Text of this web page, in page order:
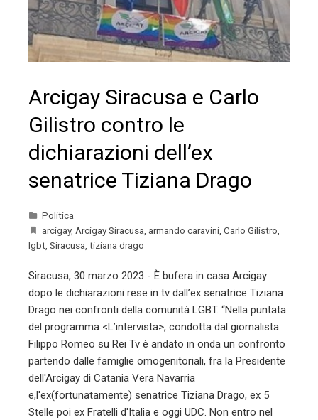
Arcigay Siracusa e Carlo
Gilistro contro le
dichiarazioni dell’ex
senatrice Tiziana Drago
Politica
arcigay, Arcigay Siracusa, armando caravini, Carlo Gilistro,
lgbt, Siracusa, tiziana drago
Siracusa, 30 marzo 2023 - È bufera in casa Arcigay
dopo le dichiarazioni rese in tv dall’ex senatrice Tiziana
Drago nei confronti della comunità LGBT. “Nella puntata
del programma <L’intervista>, condotta dal giornalista
Filippo Romeo su Rei Tv è andato in onda un confronto
partendo dalle famiglie omogenitoriali, fra la Presidente
dell'Arcigay di Catania Vera Navarria
e,l'ex(fortunatamente) senatrice Tiziana Drago, ex 5
Stelle poi ex Fratelli d'Italia e oggi UDC. Non entro nel